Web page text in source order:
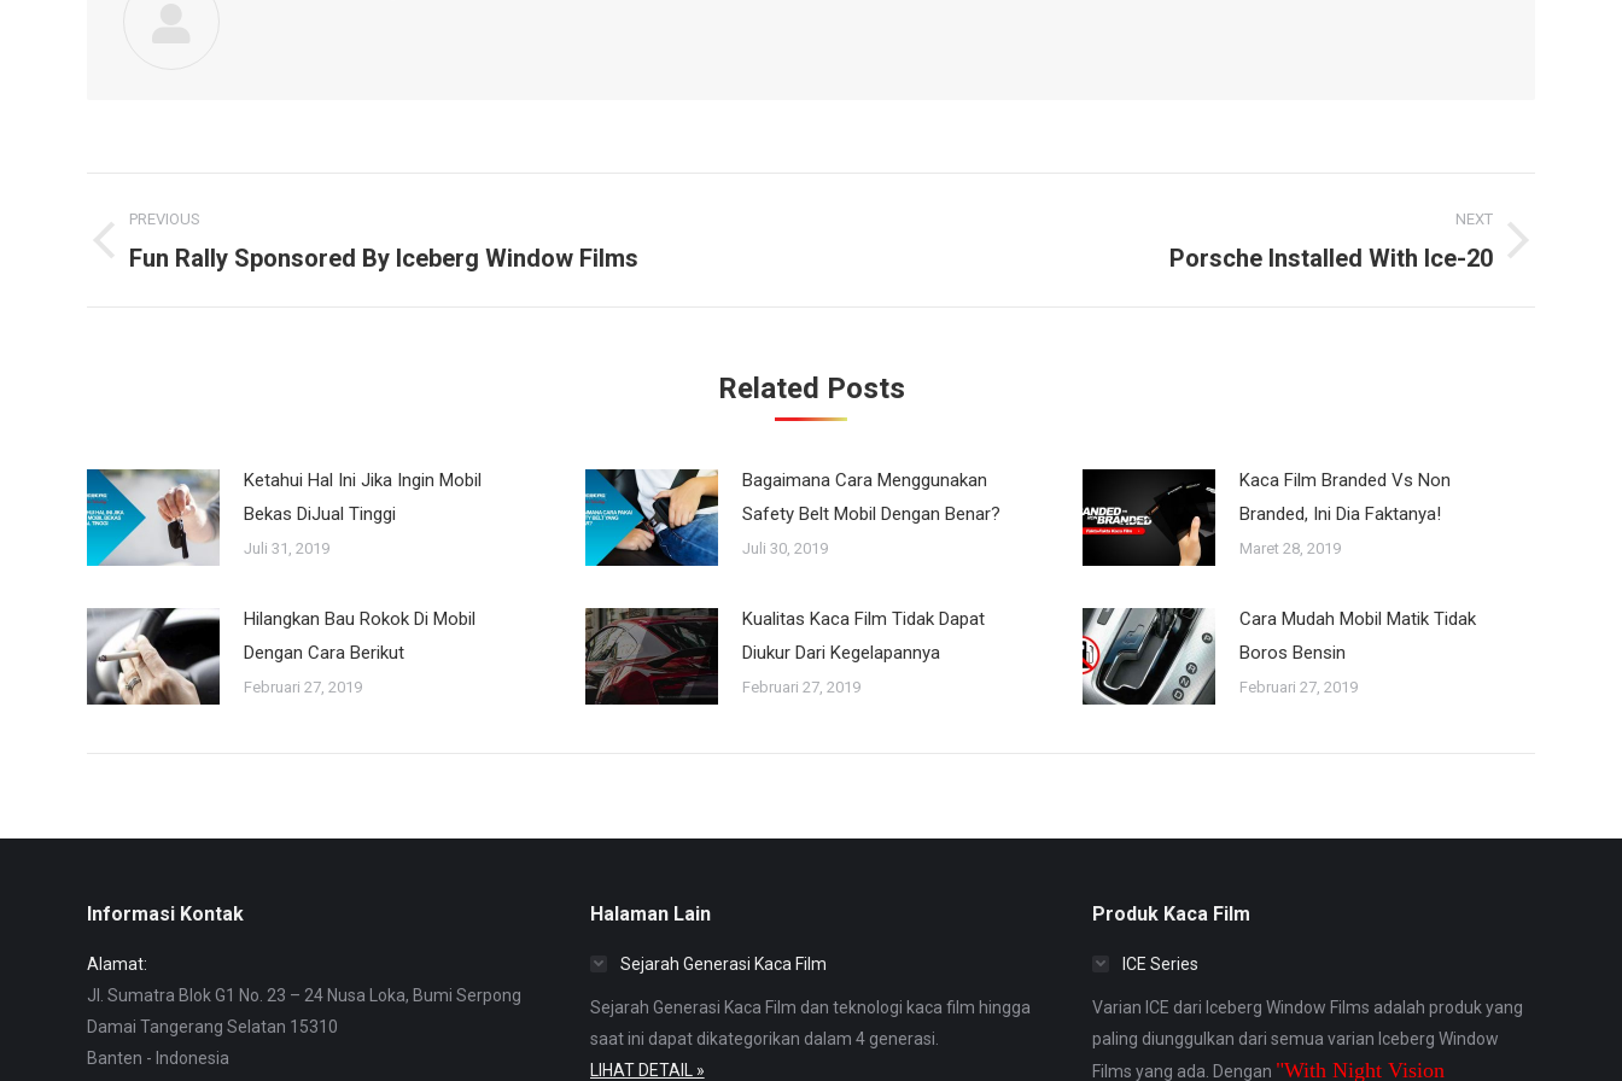
navigation
PREVIOUS
Previous
Fun Rally Sponsored By Iceberg Window Films
NEXT
Porsche Installed With Ice-20
Related Posts
Ketahui Hal Ini Jika Ingin Mobil
Bekas DiJual Tinggi
Juli 31, 2019
Bagaimana Cara Menggunakan
Safety Belt Mobil Dengan Benar?
Juli 30, 2019
Kaca Film Branded Vs Non
Branded, Ini Dia Faktanya!
Maret 28, 2019
Hilangkan Bau Rokok Di Mobil
Dengan Cara Berikut
Februari 27, 2019
Kualitas Kaca Film Tidak Dapat
Diukur Dari Kegelapannya
Februari 27, 2019
Cara Mudah Mobil Matik Tidak
Boros Bensin
Februari 27, 2019
Informasi Kontak
Alamat:
Jl. Sumatra Blok G1 No. 23 – 24 Nusa Loka, Bumi Serpong
Damai Tangerang Selatan 15310
Banten - Indonesia
Halaman Lain
Sejarah Generasi Kaca Film
Sejarah Generasi Kaca Film dan teknologi kaca film hingga
saat ini dapat dikategorikan dalam 4 generasi.
LIHAT DETAIL »
Produk Kaca Film
ICE Series
Varian ICE dari Iceberg Window Films adalah produk yang
paling diunggulkan dari semua varian Iceberg Window
Films yang ada. Dengan "With Night Vision